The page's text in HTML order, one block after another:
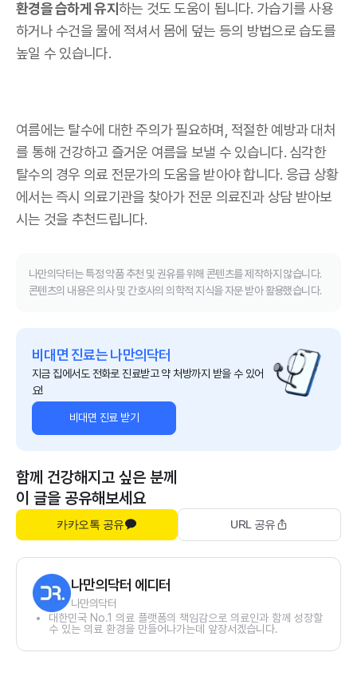
환경을 습하게 유지하는 것도 도움이 됩니다. 가습기를 사용
하거나 수건을 물에 적셔서 몸에 덮는 등의 방법으로 습도를
높일 수 있습니다.
여름에는 탈수에 대한 주의가 필요하며, 적절한 예방과 대처
를 통해 건강하고 즐거운 여름을 보낼 수 있습니다. 심각한
탈수의 경우 의료 전문가의 도움을 받아야 합니다. 응급 상황
에서는 즉시 의료기관을 찾아가 전문 의료진과 상담 받아보
시는 것을 추천드립니다.
나만의닥터는 특정 약품 추천 및 권유를 위해 콘텐츠를 제작하지 않습니다.
콘텐츠의 내용은 의사 및 간호사의 의학적 지식을 자문 받아 활용했습니다.
비대면 진료는 나만의닥터
지금 집에서도 전화로 진료받고 약 처방까지 받을 수 있어
요!
비대면 진료 받기
함께 건강해지고 싶은 분께
이 글을 공유해보세요
카카오톡 공유 URL 공유
나만의닥터 에디터
나만의닥터
대한민국 No.1 의료 플랫폼의 책임감으로 의료인과 함께 성장할
수 있는 의료 환경을 만들어나가는데 앞장서겠습니다.